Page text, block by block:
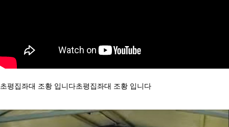
초평집좌대 조황 입니다초평집좌대 조황 입니다